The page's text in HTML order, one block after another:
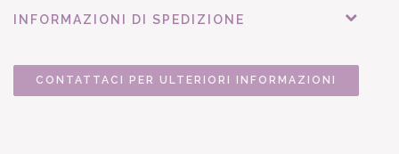
INFORMAZIONI DI SPEDIZIONE
CONTATTACI PER ULTERIORI INFORMAZIONI